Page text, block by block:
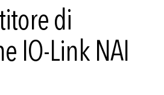
di
IO-Link NAI